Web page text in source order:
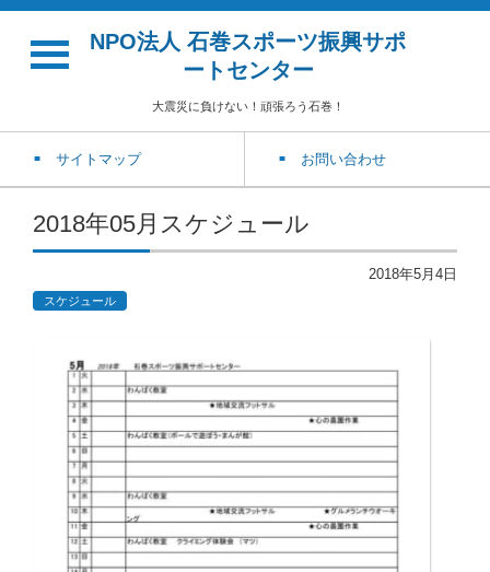
NPO法人 石巻スポーツ振興サポ
ートセンター
大震災に負けない！頑張ろう石巻！
サイトマップ お問い合わせ
2018年05月スケジュール
2018年5月4日
スケジュール